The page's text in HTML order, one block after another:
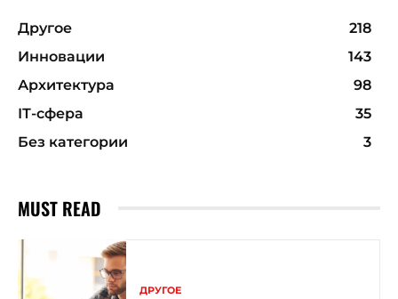
Другое
218
Инновации
143
Архитектура
98
ІТ-сфера
35
Без категории
3
MUST READ
ДРУГОЕ